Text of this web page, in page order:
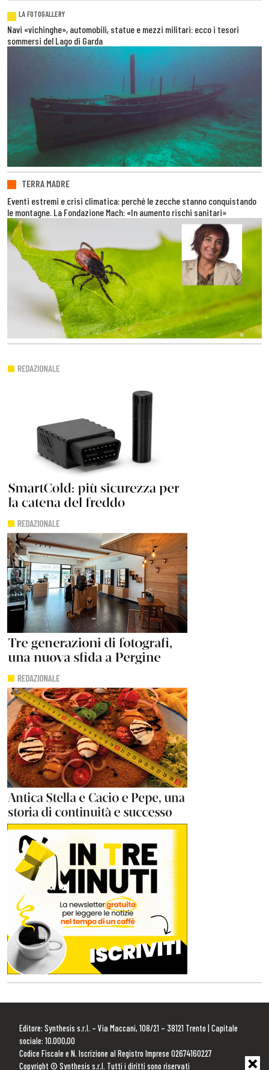
LA FOTOGALLERY
Navi «vichinghe», automobili, statue e mezzi militari: ecco i tesori
sommersi del Lago di Garda
TERRA MADRE
Eventi estremi e crisi climatica: perché le zecche stanno conquistando
le montagne. La Fondazione Mach: «In aumento rischi sanitari»
Editore: Synthesis s.r.l. – Via Maccani, 108/21 – 38121 Trento | Capitale
sociale: 10.000,00
Codice Fiscale e N. Iscrizione al Registro Imprese 02674160227
Copyright © Synthesis s.r.l. Tutti i diritti sono riservati